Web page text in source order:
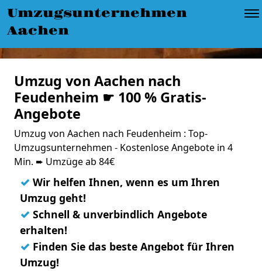
Umzugsunternehmen
Aachen
Umzug von Aachen nach
Feudenheim ☛ 100 % Gratis-
Angebote
Umzug von Aachen nach Feudenheim : Top-
Umzugsunternehmen - Kostenlose Angebote in 4
Min. ➨ Umzüge ab 84€
✓ Wir helfen Ihnen, wenn es um Ihren
Umzug geht!
✓ Schnell & unverbindlich Angebote
erhalten!
✓ Finden Sie das beste Angebot für Ihren
Umzug!